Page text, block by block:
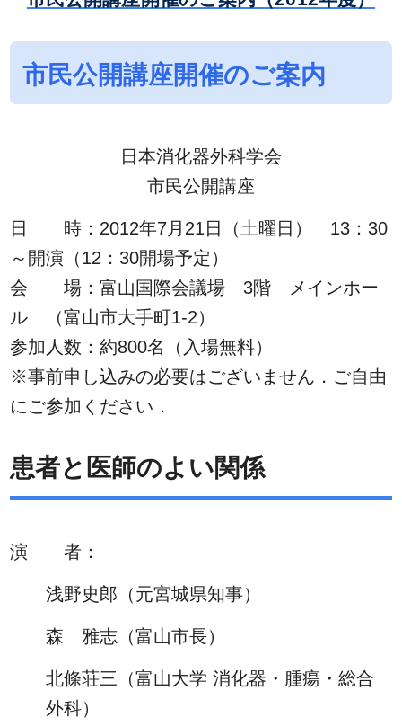
市民公開講座開催のご案内
日本消化器外科学会
市民公開講座
日 時：2012年7月21日（土曜日） 13：30
～開演（12：30開場予定）
会 場：富山国際会議場 3階 メインホー
ル （富山市大手町1-2）
参加人数：約800名（入場無料）
※事前申し込みの必要はございません．ご自由
にご参加ください．
患者と医師のよい関係
演 者：
浅野史郎（元宮城県知事）
森 雅志（富山市長）
北條荘三（富山大学 消化器・腫瘍・総合
外科）